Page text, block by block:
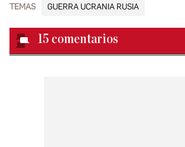
TEMAS GUERRA UCRANIA RUSIA
15 comentarios